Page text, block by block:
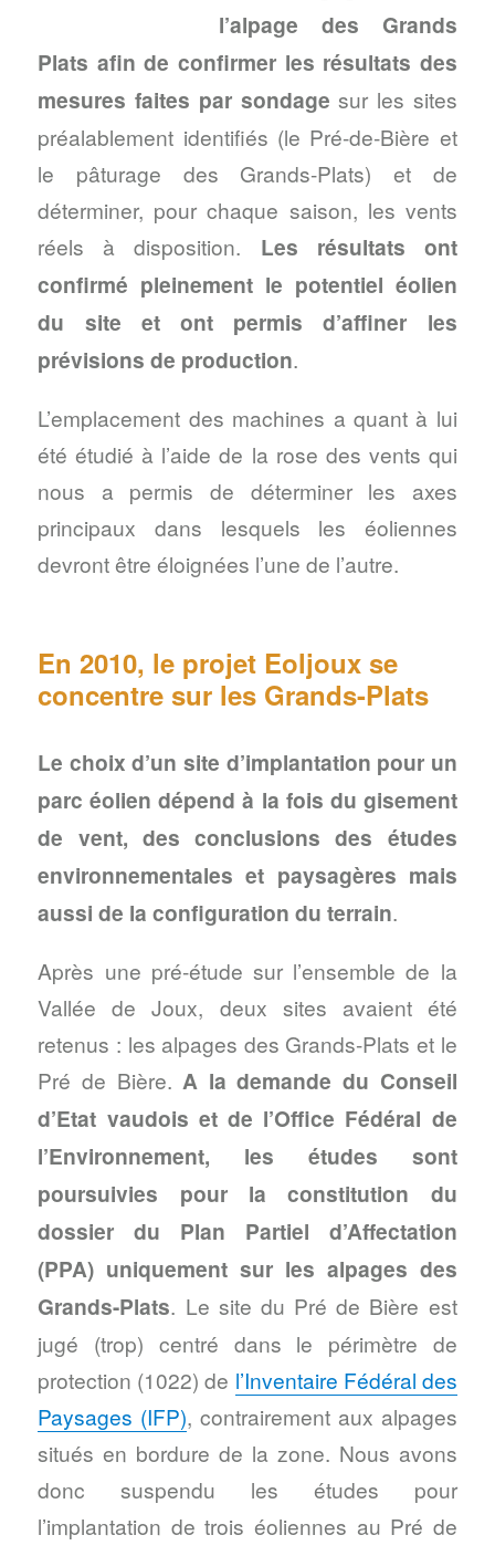
l’alpage des Grands
Plats afin de confirmer les résultats des
mesures faites par sondagesur les sites
préalablement identifiés (le Pré-de-Bière et
le pâturage des Grands-Plats) et de
déterminer, pour chaque saison, les vents
réels à disposition. Les résultats ont
confirmé pleinement le potentiel éolien
du site et ont permis d’affiner les
prévisions de production.
L’emplacement des machines a quant à lui
été étudié à l’aide de la rose des vents qui
nous a permis de déterminer les axes
principaux dans lesquels les éoliennes
devront être éloignées l’une de l’autre.
En 2010, le projet Eoljoux se
concentre sur les Grands-Plats
Le choix d’un site d’implantation pour un
parc éolien dépend à la fois du gisement
de vent, des conclusions des études
environnementales et paysagères mais
aussi de la configuration du terrain.
Après une pré-étude sur l’ensemble de la
Vallée de Joux, deux sites avaient été
retenus : les alpages des Grands-Plats et le
Pré de Bière. A la demande du Conseil
d’Etat vaudois et de l’Office Fédéral de
l’Environnement, les études sont
poursuivies pour la constitution du
dossier du Plan Partiel d’Affectation
(PPA) uniquement sur les alpages des
Grands-Plats. Le site du Pré de Bière est
jugé (trop) centré dans le périmètre de
protection (1022) de l’Inventaire Fédéral des
Paysages (IFP), contrairement aux alpages
situés en bordure de la zone. Nous avons
donc suspendu les études pour
l’implantation de trois éoliennes au Pré de